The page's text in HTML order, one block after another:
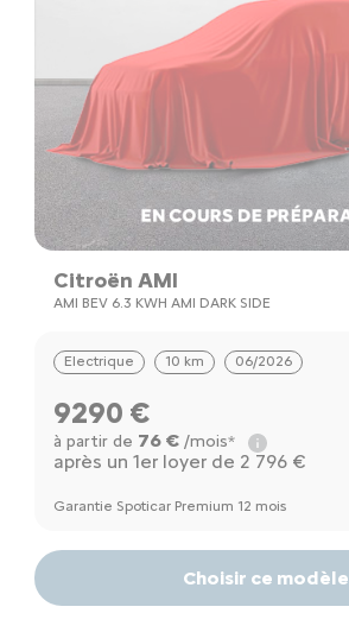
Citroën AMI
AMI BEV 6.3 KWH AMI DARK SIDE
Electrique 10 km 06/2026
9290 €
à partir de 76 €/mois*
après un 1er loyer de 2 796 €
Garantie Spoticar Premium 12 mois
Choisir ce modèle